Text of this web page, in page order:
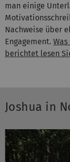
man einige
Nachweise über
Engagement.
berichtet lesen
Joshua in